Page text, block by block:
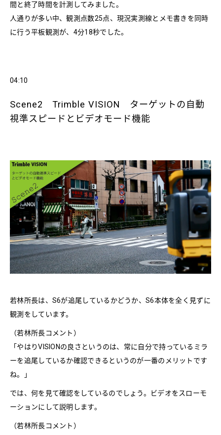
間と終了時間を計測してみました。
人通りが多い中、観測点数25点、現況実測線とメモ書きを同時
に行う平板観測が、4分18秒でした。
04:10
Scene2 Trimble VISION ターゲットの自動
視準スピードとビデオモード機能
若林所長は、S6が追尾しているかどうか、S6本体を全く見ずに
観測をしています。
（若林所長コメント）
「やはりVISIONの良さというのは、常に自分で持っているミラ
ーを追尾しているか確認できるというのが一番のメリットです
ね。」
では、何を見て確認をしているのでしょう。ビデオをスローモ
ーションにして説明します。
（若林所長コメント）